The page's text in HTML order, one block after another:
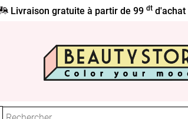
Livraison gratuite à partir de 99dt d'achat